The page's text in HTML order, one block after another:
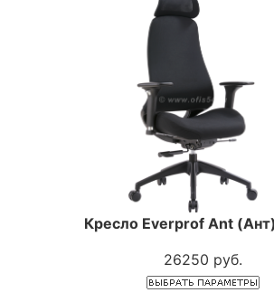
Кресло Everprof Ant
26250 руб.